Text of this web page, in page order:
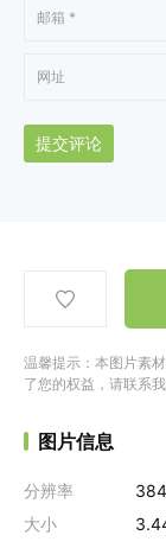
提交评论
温馨提示：本图片素
了您的权益，请联系我
图片信息
分辨率
大小